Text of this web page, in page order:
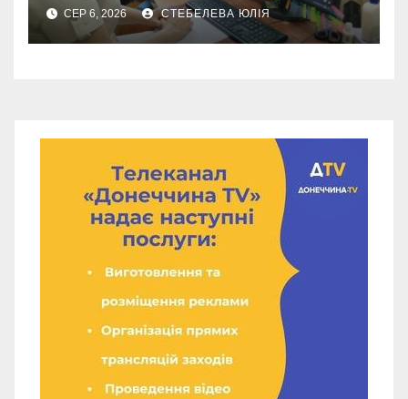
СЕР 6, 2026 СТЕБЕЛЕВА ЮЛІЯ